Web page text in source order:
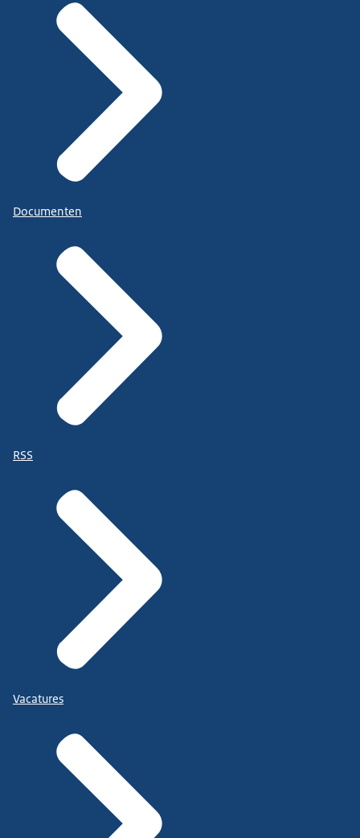
Documenten
RSS
Vacatures